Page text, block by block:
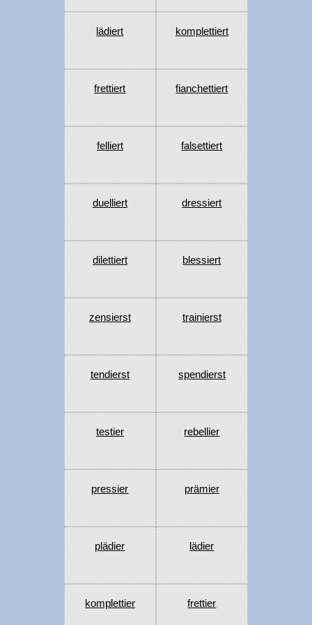
lädiert komplettiert
frettiert fianchettiert
felliert falsettiert
duelliert dressiert
dilettiert blessiert
zensierst trainierst
tendierst spendierst
testier rebellier
pressier prämier
plädier lädier
komplettier frettier